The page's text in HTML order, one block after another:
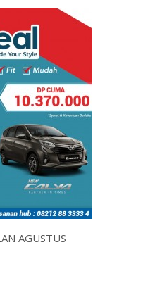
AGUSTUS